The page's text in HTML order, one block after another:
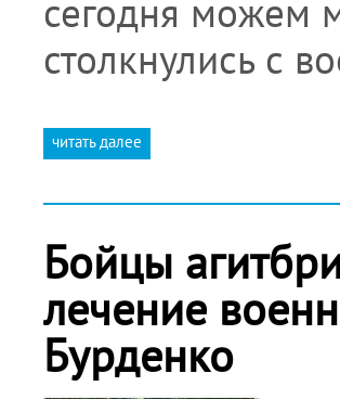
сегодня можем
столкнулись с
читать далее
Бойцы
лечение
Бурденко